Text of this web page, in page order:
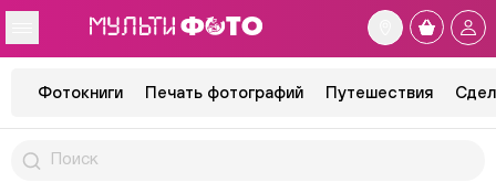
Фотокниги Печать фотографий Путешествия